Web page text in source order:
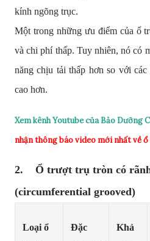
kính ngõng trục.
Một trong những ưu điểm của ổ
và chi phí thấp. Tuy nhiên, nó có
năng chịu tải thấp hơn so với
cao hơn.
Xem kênh Youtube của Bảo Dưỡng
nhận thông báo video mới nhất về
2. Ổ trượt trụ tròn có rãnh
(circumferential grooved)
Loại ổ
Đặc
Khả